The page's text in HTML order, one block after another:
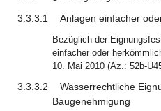
3.3.3.1
Anlagen einfacher
Bezüglich der
einfacher oder
10. Mai 2010 (Az.: 52b-
3.3.3.2
Wasserrechtliche
Baugenehmigung